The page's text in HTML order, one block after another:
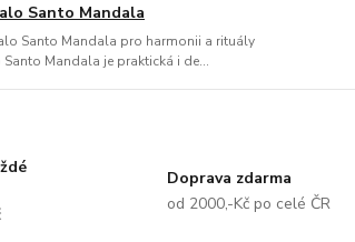
Santo Mandala
Santo Mandala pro harmonii a rituály
Mandala je praktická i de...
Doprava zdarma
od 2000,-Kč po celé ČR